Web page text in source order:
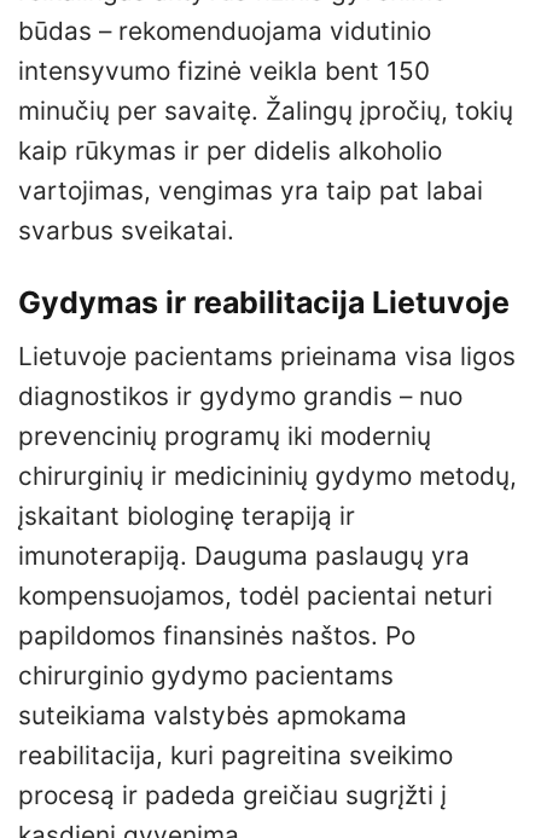
būdas – rekomenduojama vidutinio
intensyvumo fizinė veikla bent 150
minučių per savaitę. Žalingų įpročių, tokių
kaip rūkymas ir per didelis alkoholio
vartojimas, vengimas yra taip pat labai
svarbus sveikatai.
Gydymas ir reabilitacija Lietuvoje
Lietuvoje pacientams prieinama visa ligos
diagnostikos ir gydymo grandis – nuo
prevencinių programų iki modernių
chirurginių ir medicininių gydymo metodų,
įskaitant biologinę terapiją ir
imunoterapiją. Dauguma paslaugų yra
kompensuojamos, todėl pacientai neturi
papildomos finansinės naštos. Po
chirurginio gydymo pacientams
suteikiama valstybės apmokama
reabilitacija, kuri pagreitina sveikimo
procesą ir padeda greičiau sugrįžti į